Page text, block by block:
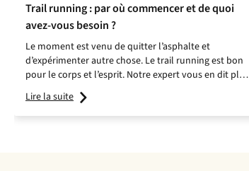
Trail running : par où commencer et de quoi
avez-vous besoin ?
Le moment est venu de quitter l’asphalte et
d’expérimenter autre chose. Le trail running est bon
pour le corps et l’esprit. Notre expert vous en dit plus
sur cette course en pleine nature.
Lire la suite